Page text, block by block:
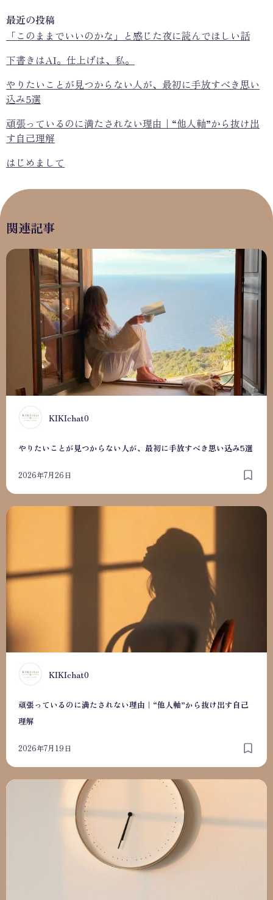
最近の投稿
「このままでいいのかな」と感じた夜に読んでほしい話
下書きはAI。仕上げは、私。
やりたいことが見つからない人が、最初に手放すべき思い
込み5選
頑張っているのに満たされない理由｜“他人軸”から抜け出
す自己理解
はじめまして
関連記事
K KIKIchat0
やりたいことが見つからない人が、最初に手放すべき思い込み5選
2026年7月26日
やりたいことが見つからない人が、最初に手放すべき思い込
K KIKIchat0
頑張っているのに満たされない理由｜“他人軸”から抜け出す自己
理解
2026年7月19日
頑張っているのに満たされない理由｜“他人軸”から抜け出す
「私って何がしたい？」がわからない人へ｜自分の本音を